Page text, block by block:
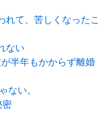
れて、苦しくなったこ
ない
半年もかからず離婚
ない。
密